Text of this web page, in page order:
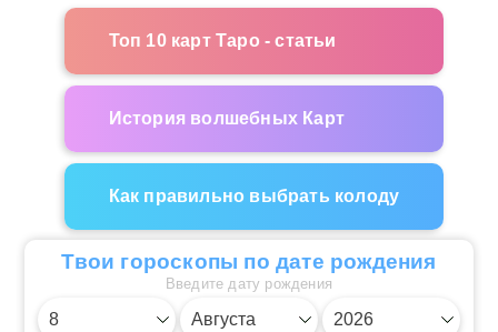
Топ 10 карт Таро - статьи
История волшебных Карт
Как правильно выбрать колоду
Твои гороскопы по дате рождения
Введите дату рождения